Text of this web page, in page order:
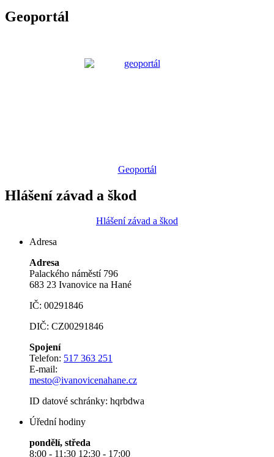
Geoportál
Geoportál
Hlášení závad a škod
Hlášení závad a škod
Adresa
Adresa
Palackého náměstí 796
683 23 Ivanovice na Hané
IČ: 00291846
DIČ: CZ00291846
Spojení
Telefon: 517 363 251
E-mail:
mesto@ivanovicenahane.cz
ID datové schránky: hqrbdwa
Úřední hodiny
pondělí, středa
8:00 - 11:30 12:30 - 17:00